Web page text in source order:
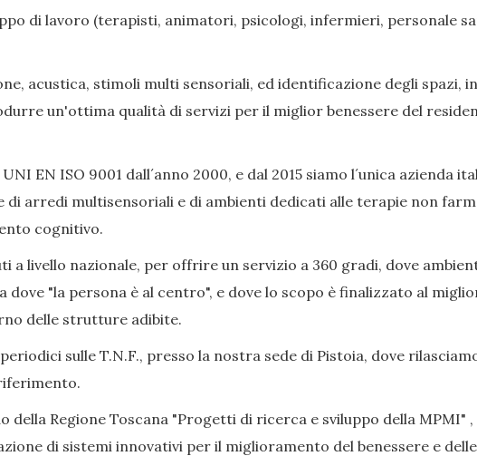
di lavoro (terapisti, animatori, psicologi, infermieri, personale
acustica, stimoli multi sensoriali, ed identificazione degli spazi,
un'ottima qualità di servizi per il miglior benessere del
EN ISO 9001 dall´anno 2000, e dal 2015 siamo l´unica azienda
di arredi multisensoriali e di ambienti dedicati alle terapie non
cognitivo.
livello nazionale, per offrire un servizio a 360 gradi, dove
"la persona è al centro", e dove lo scopo è finalizzato al
delle strutture adibite.
sulle T.N.F., presso la nostra sede di Pistoia, dove
della Regione Toscana "Progetti di ricerca e sviluppo della
di sistemi innovativi per il miglioramento del benessere e